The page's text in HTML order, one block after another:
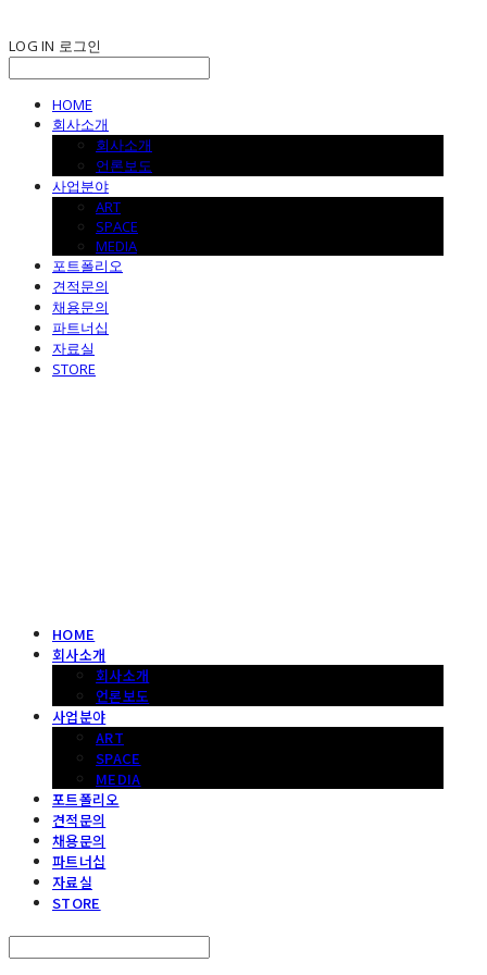
LOG IN 로그인
HOME
회사소개
회사소개
언론보도
사업분야
ART
SPACE
MEDIA
포트폴리오
견적문의
채용문의
파트너십
자료실
STORE
HOME
회사소개
회사소개
언론보도
사업분야
ART
SPACE
MEDIA
포트폴리오
견적문의
채용문의
파트너십
자료실
STORE